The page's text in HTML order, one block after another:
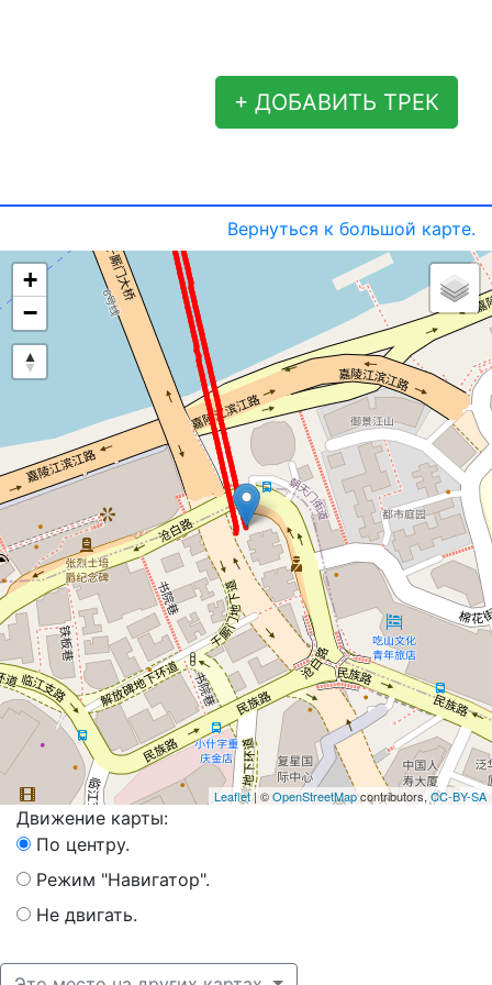
+ ДОБАВИТЬ ТРЕК
Вернуться к большой карте.
+
−
Leaflet| ©OpenStreetMapcontributors, CC-BY-SA
Движение карты:
По центру.
Режим "Навигатор".
Не двигать.